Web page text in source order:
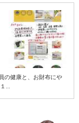
の健康と、お財布にや
...